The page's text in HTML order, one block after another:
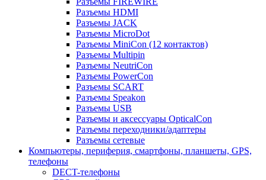
Разъемы HDMI
Разъемы JACK
Разъемы MicroDot
Разъемы MiniCon (12 контактов)
Разъемы Multipin
Разъемы NeutriCon
Разъемы PowerCon
Разъемы SCART
Разъемы Speakon
Разъемы USB
Разъемы и аксессуары OpticalCon
Разъемы переходники/адаптеры
Разъемы сетевые
Компьютеры, периферия, смартфоны, планшеты, GPS,
телефоны
DECT-телефоны